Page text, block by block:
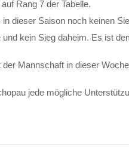
Rang 7 der Tabelle.
dieser Saison noch keinen
kein Sieg daheim. Es ist
Mannschaft in dieser
jede mögliche